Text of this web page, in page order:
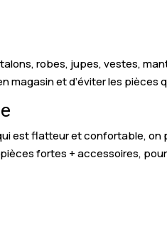
robes, jupes, vestes,
magasin et d’éviter les pièces
est flatteur et confortable,
fortes + accessoires,